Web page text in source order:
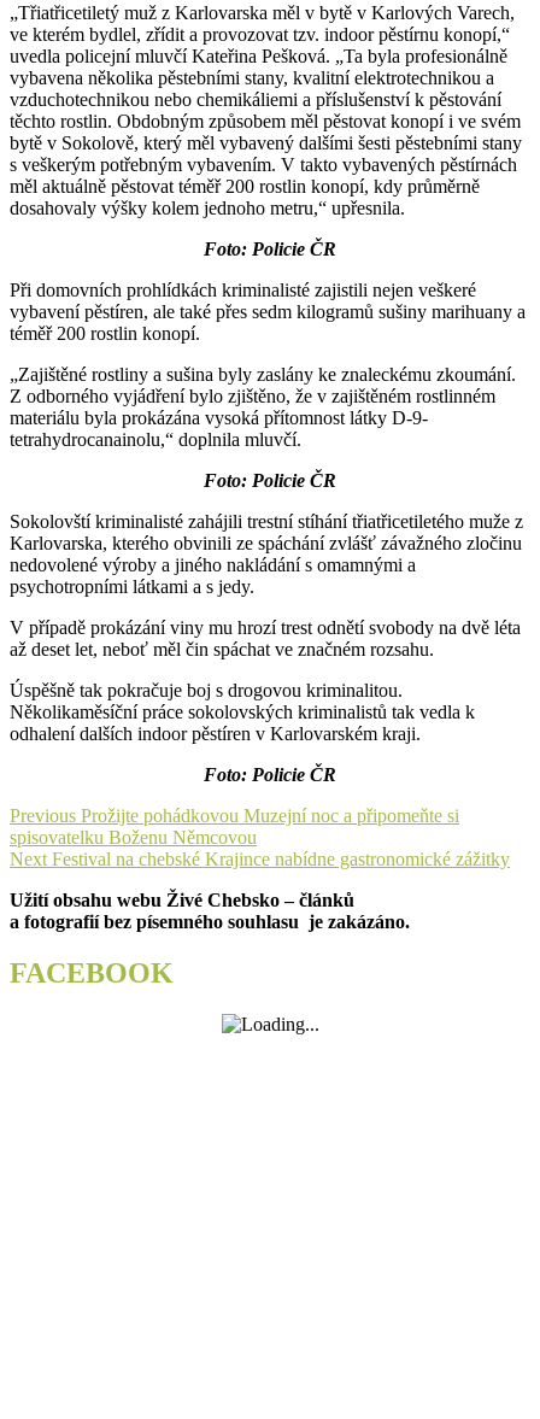
„Třiatřicetiletý muž z Karlovarska měl v bytě v Karlových Varech,
ve kterém bydlel, zřídit a provozovat tzv. indoor pěstírnu konopí,“
uvedla policejní mluvčí Kateřina Pešková. „Ta byla profesionálně
vybavena několika pěstebními stany, kvalitní elektrotechnikou a
vzduchotechnikou nebo chemikáliemi a příslušenství k pěstování
těchto rostlin. Obdobným způsobem měl pěstovat konopí i ve svém
bytě v Sokolově, který měl vybavený dalšími šesti pěstebními stany
s veškerým potřebným vybavením. V takto vybavených pěstírnách
měl aktuálně pěstovat téměř 200 rostlin konopí, kdy průměrně
dosahovaly výšky kolem jednoho metru,“ upřesnila.
Foto: Policie ČR
Při domovních prohlídkách kriminalisté zajistili nejen veškeré
vybavení pěstíren, ale také přes sedm kilogramů sušiny marihuany a
téměř 200 rostlin konopí.
„Zajištěné rostliny a sušina byly zaslány ke znaleckému zkoumání.
Z odborného vyjádření bylo zjištěno, že v zajištěném rostlinném
materiálu byla prokázána vysoká přítomnost látky D-9-
tetrahydrocanainolu,“ doplnila mluvčí.
Foto: Policie ČR
Sokolovští kriminalisté zahájili trestní stíhání třiatřicetiletého muže z
Karlovarska, kterého obvinili ze spáchání zvlášť závažného zločinu
nedovolené výroby a jiného nakládání s omamnými a
psychotropními látkami a s jedy.
V případě prokázání viny mu hrozí trest odnětí svobody na dvě léta
až deset let, neboť měl čin spáchat ve značném rozsahu.
Úspěšně tak pokračuje boj s drogovou kriminalitou.
Několikaměsíční práce sokolovských kriminalistů tak vedla k
odhalení dalších indoor pěstíren v Karlovarském kraji.
Foto: Policie ČR
Navigace
pro
příspěvek
Previous Previous
post:
Prožijte pohádkovou Muzejní noc a připomeňte si
spisovatelku Boženu Němcovou
Next Next
Festival na chebské Krajince nabídne gastronomické zážitky
Užití obsahu webu Živé Chebsko – článků
a fotografií bez písemného souhlasu je zakázáno.
FACEBOOK